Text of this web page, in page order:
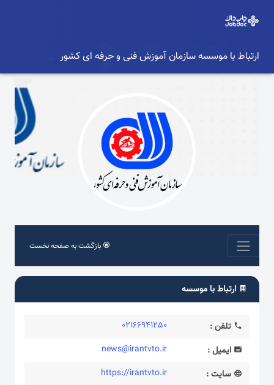
ارتباط با موسسه سازمان آموزش فنی و حرفه ای کشور
بازگشت به صفحه نخست
ارتباط با موسسه
تلفن :
02166941250
ایمیل :
news@irantvto.ir
سایت :
https://irantvto.ir